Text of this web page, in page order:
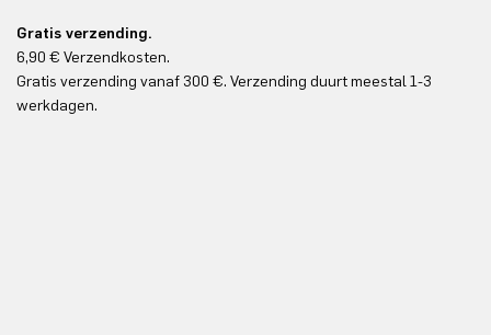
Gratis verzending.
6,90 € Verzendkosten.
Gratis verzending vanaf 300 €. Verzending duurt meestal 1-3
werkdagen.